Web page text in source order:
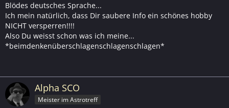
Blödes deutsches Sprache...
Ich mein natürlich, dass Dir saubere Info ein schönes hobby
NICHT versperren!!!!
Also Du weisst schon was ich meine...
*beimdenkenüberschlagenschlagenschlagen*
Alpha SCO
Meister im Astrotreff